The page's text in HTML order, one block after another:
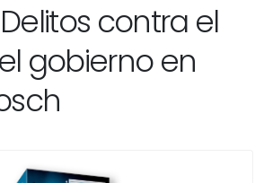
contra el
gobierno en